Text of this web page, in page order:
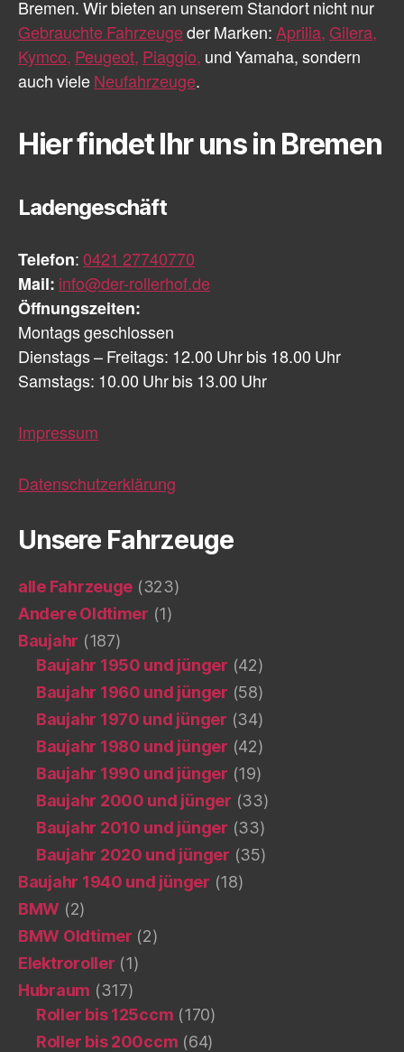
Bremen. Wir bieten an unserem Standort nicht nur
Gebrauchte Fahrzeugeder Marken: Aprilia, Gilera,
Kymco, Peugeot, Piaggio, und Yamaha, sondern
auch viele Neufahrzeuge.
Hier findet Ihr uns in Bremen
Ladengeschäft
Telefon: 0421 27740770
Mail: info@der-rollerhof.de
Öffnungszeiten:
Montags geschlossen
Dienstags – Freitags: 12.00 Uhr bis 18.00 Uhr
Samstags: 10.00 Uhr bis 13.00 Uhr
Impressum
Datenschutzerklärung
Unsere Fahrzeuge
alle Fahrzeuge (323)
Andere Oldtimer (1)
Baujahr (187)
Baujahr 1950 und jünger (42)
Baujahr 1960 und jünger (58)
Baujahr 1970 und jünger (34)
Baujahr 1980 und jünger (42)
Baujahr 1990 und jünger (19)
Baujahr 2000 und jünger (33)
Baujahr 2010 und jünger (33)
Baujahr 2020 und jünger (35)
Baujahr 1940 und jünger (18)
BMW (2)
BMW Oldtimer (2)
Elektroroller (1)
Hubraum (317)
Roller bis 125ccm (170)
Roller bis 200ccm (64)